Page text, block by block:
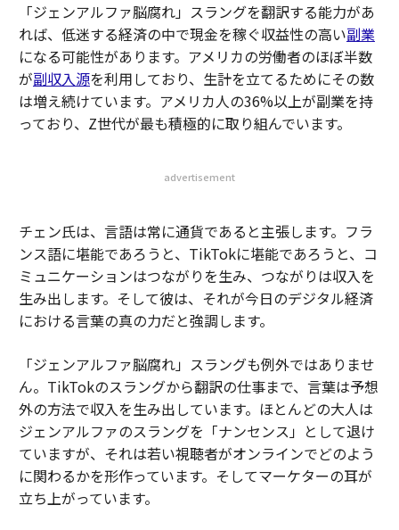
「ジェンアルファ脳腐れ」スラングを翻訳する能力があ
れば、低迷する経済の中で現金を稼ぐ収益性の高い副業
になる可能性があります。アメリカの労働者のほぼ半数
が副収入源を利用しており、生計を立てるためにその数
は増え続けています。アメリカ人の36%以上が副業を持
っており、Z世代が最も積極的に取り組んでいます。
advertisement
チェン氏は、言語は常に通貨であると主張します。フラ
ンス語に堪能であろうと、TikTokに堪能であろうと、コ
ミュニケーションはつながりを生み、つながりは収入を
生み出します。そして彼は、それが今日のデジタル経済
における言葉の真の力だと強調します。
「ジェンアルファ脳腐れ」スラングも例外ではありませ
ん。TikTokのスラングから翻訳の仕事まで、言葉は予想
外の方法で収入を生み出しています。ほとんどの大人は
ジェンアルファのスラングを「ナンセンス」として退け
ていますが、それは若い視聴者がオンラインでどのよう
に関わるかを形作っています。そしてマーケターの耳が
立ち上がっています。